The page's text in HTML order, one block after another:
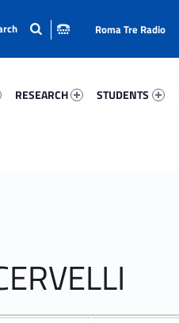
RESEARCH
STUDENTS
Roma Tre Radio